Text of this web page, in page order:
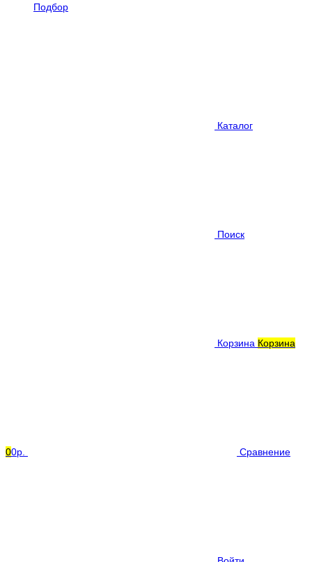
Подбор
Каталог
Поиск
Корзина Корзина
00р. Сравнение